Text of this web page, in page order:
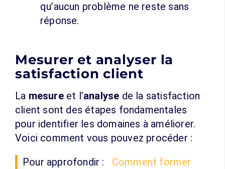
qu’aucun problème ne reste sans
réponse.
Mesurer et analyser la
satisfaction client
La mesureet l’analyse de la satisfaction
client sont des étapes fondamentales
pour identifier les domaines à améliorer.
Voici comment vous pouvez procéder :
Pour approfondir :
Comment former